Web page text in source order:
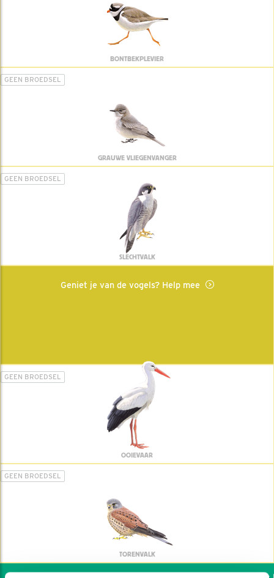
BONTBEKPLEVIER
GEEN BROEDSEL
GRAUWE VLIEGENVANGER
GEEN BROEDSEL
SLECHTVALK
Geniet je van de vogels? Help mee
GEEN BROEDSEL
OOIEVAAR
GEEN BROEDSEL
TORENVALK